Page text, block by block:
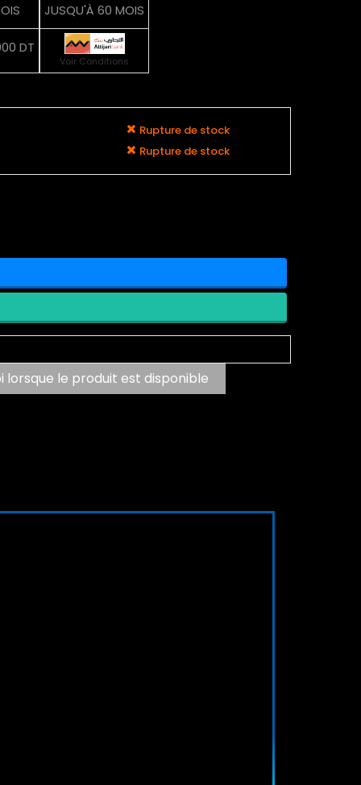
DT
JUSQU'À 60 MOIS
Voir Conditions
Rupture de stock
Rupture de stock
lorsque le produit est disponible